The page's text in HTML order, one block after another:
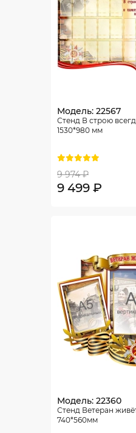
Модель: 22567
Стенд В строю
1530*980 мм
9 974 ₽
9 499 ₽
Модель: 22360
Стенд Ветеран
740*560мм